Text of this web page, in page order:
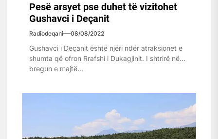
Pesë arsyet pse duhet të vizitohet
Gushavci i Deçanit
Radiodeqani 08/08/2022
Gushavci i Deçanit është njëri ndër atraksionet e
shumta që ofron Rrafshi i Dukagjinit. I shtrirë në
bregun e majtë...